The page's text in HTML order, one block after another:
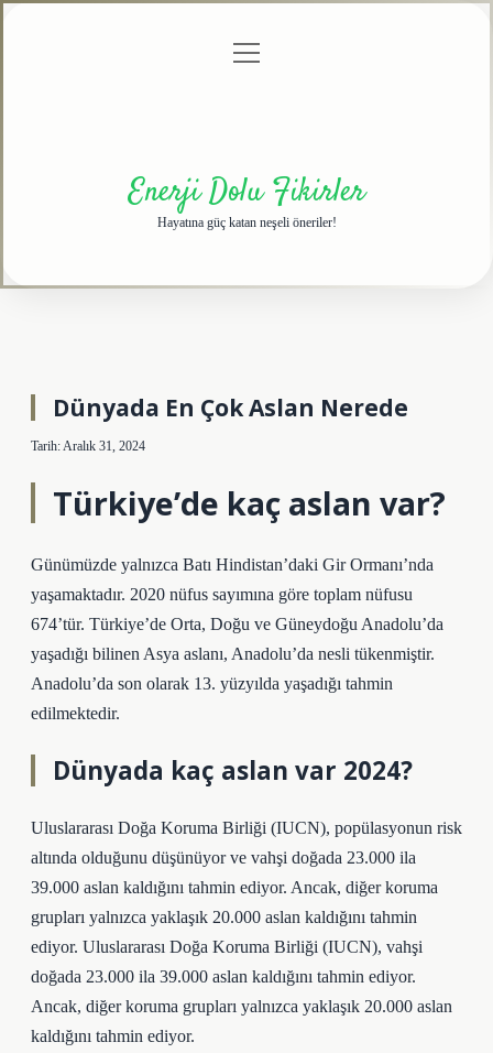
menüyü
Enerji Dolu Fikirler
Hayatına güç katan neşeli öneriler!
Dünyada En Çok Aslan Nerede
Tarih: Aralık 31, 2024
Türkiye’de kaç aslan var?
Günümüzde yalnızca Batı Hindistan’daki Gir Ormanı’nda
yaşamaktadır. 2020 nüfus sayımına göre toplam nüfusu
674’tür. Türkiye’de Orta, Doğu ve Güneydoğu Anadolu’da
yaşadığı bilinen Asya aslanı, Anadolu’da nesli tükenmiştir.
Anadolu’da son olarak 13. yüzyılda yaşadığı tahmin
edilmektedir.
Dünyada kaç aslan var 2024?
Uluslararası Doğa Koruma Birliği (IUCN), popülasyonun risk
altında olduğunu düşünüyor ve vahşi doğada 23.000 ila
39.000 aslan kaldığını tahmin ediyor. Ancak, diğer koruma
grupları yalnızca yaklaşık 20.000 aslan kaldığını tahmin
ediyor. Uluslararası Doğa Koruma Birliği (IUCN), vahşi
doğada 23.000 ila 39.000 aslan kaldığını tahmin ediyor.
Ancak, diğer koruma grupları yalnızca yaklaşık 20.000 aslan
kaldığını tahmin ediyor.